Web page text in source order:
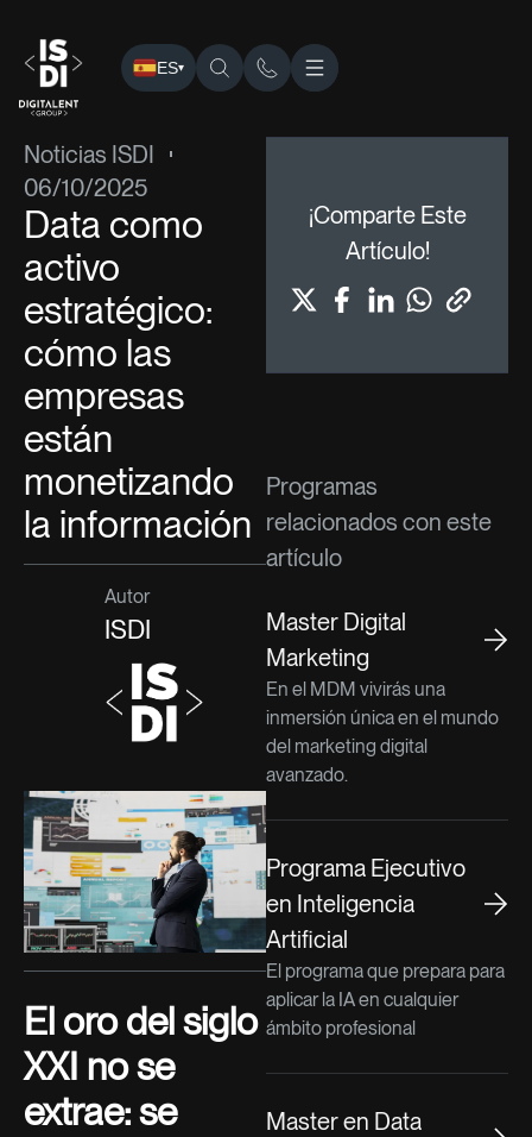
ES▾
ISDI› ›Noticias ISDI› Data como activo estratégico:
Noticias ISDI
06/10/2025
Data como
activo
estratégico:
cómo las
empresas
están
monetizando
la información
Autor
ISDI
El oro del siglo
XXI no se
extrae: se
¡Comparte Este
Artículo!
Programas
relacionados con este
artículo
Master Digital
Marketing
En el MDM vivirás una
inmersión única en el mundo
del marketing digital
avanzado.
Programa Ejecutivo
en Inteligencia
Artificial
El programa que prepara para
aplicar la IA en cualquier
ámbito profesional
Master en Data